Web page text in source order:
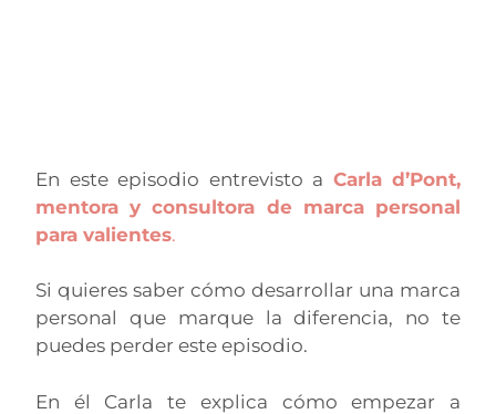
En este episodio entrevisto a Carla d’Pont,
mentora y consultora de marca personal
para valientes.
Si quieres saber cómo desarrollar una marca
personal que marque la diferencia, no te
puedes perder este episodio.
En él Carla te explica cómo empezar a